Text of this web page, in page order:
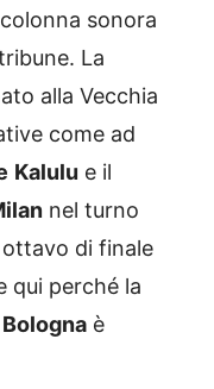
sonora
La
alla Vecchia
come ad
Kalulu e il
nel turno
di finale
qui perché la
Bologna è